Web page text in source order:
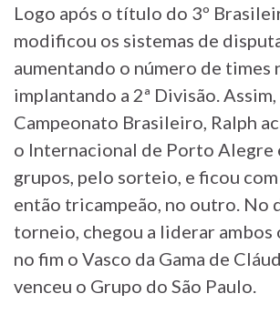
Logo após o título do 3º
modificou os sistemas de
aumentando o número de times
implantando a 2ª Divisão. Assim,
Campeonato Brasileiro, Ralph
o Internacional de Porto Alegre
grupos, pelo sorteio, e ficou com
então tricampeão, no outro. No
torneio, chegou a liderar ambos
no fim o Vasco da Gama de
venceu o Grupo do São Paulo.